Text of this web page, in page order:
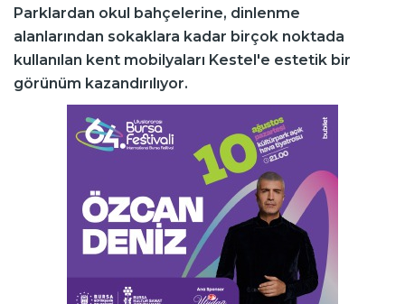
Parklardan okul bahçelerine, dinlenme
alanlarından sokaklara kadar birçok noktada
kullanılan kent mobilyaları Kestel'e estetik bir
görünüm kazandırılıyor.